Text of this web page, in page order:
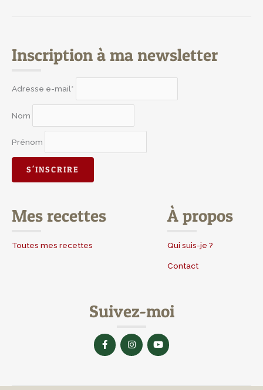
Inscription à ma newsletter
Adresse e-mail*
Nom
Prénom
Mes recettes
Toutes mes recettes
À propos
Qui suis-je ?
Contact
Suivez-moi
F
a
c
I
n
s
Y
o
u